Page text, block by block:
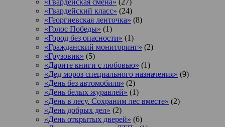
«Гвардейский класс» (24)
«Георгиевская ленточка» (8)
«Голос Победы» (1)
«Город без опасности» (1)
«Гражданский мониторинг» (2)
«Грузовик» (5)
«Дарите книги с любовью» (1)
«Дед мороз специального назначения» (9)
«День без автомобиля» (2)
«День белых журавлей» (1)
«День в лесу. Сохраним лес вместе» (2)
«День добрых дел» (2)
«День открытых дверей» (6)